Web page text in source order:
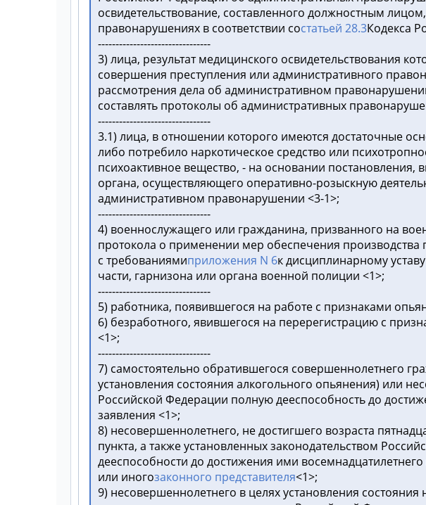
освидетельствование, составленного должностным
правонарушениях в соответствии состатьей 28.3Кодекса
--------------------------------
3) лица, результат медицинского освидетельствования
совершения преступления или административного
рассмотрения дела об административном
составлять протоколы об административных
--------------------------------
3.1) лица, в отношении которого имеются достаточные
либо потребило наркотическое средство или
психоактивное вещество, - на основании
органа, осуществляющего оперативно-розыскную
административном правонарушении <3-1>;
--------------------------------
4) военнослужащего или гражданина, призванного на
протокола о применении мер обеспечения производства
с требованиямиприложения N 6к дисциплинарному
части, гарнизона или органа военной полиции <1>;
--------------------------------
5) работника, появившегося на работе с признаками
6) безработного, явившегося на перерегистрацию с
<1>;
--------------------------------
7) самостоятельно обратившегося совершеннолетнего
установления состояния алкогольного опьянения) или
Российской Федерации полную дееспособность до
заявления <1>;
8) несовершеннолетнего, не достигшего возраста
пункта, а также установленных законодательством
дееспособности до достижения ими
или иногозаконного представителя<1>;
9) несовершеннолетнего в целях установления